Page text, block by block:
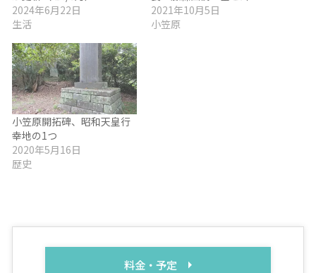
2024年6月22日
生活
2021年10月5日
小笠原
小笠原開拓碑、昭和天皇行
幸地の1つ
2020年5月16日
歴史
料金・予定